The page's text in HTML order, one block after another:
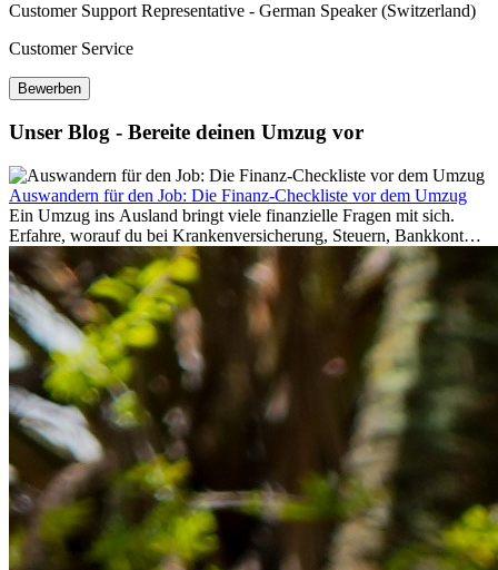
Customer Support Representative - German Speaker (Switzerland)
Customer Service
Bewerben
Unser Blog - Bereite deinen Umzug vor
Auswandern für den Job: Die Finanz-Checkliste vor dem Umzug
Ein Umzug ins Ausland bringt viele finanzielle Fragen mit sich.
Erfahre, worauf du bei Krankenversicherung, Steuern, Bankkonto,
Rücklagen und Budgetplanung achten solltest, damit dein Neustart
im Ausland reibungslos gelingt.